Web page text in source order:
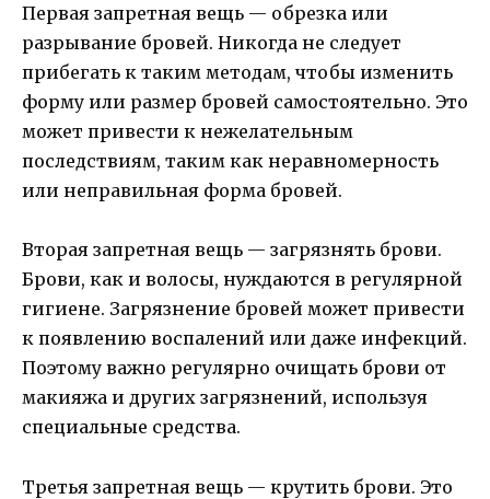
Первая запретная вещь — обрезка или
разрывание бровей. Никогда не следует
прибегать к таким методам, чтобы изменить
форму или размер бровей самостоятельно. Это
может привести к нежелательным
последствиям, таким как неравномерность
или неправильная форма бровей.
Вторая запретная вещь — загрязнять брови.
Брови, как и волосы, нуждаются в регулярной
гигиене. Загрязнение бровей может привести
к появлению воспалений или даже инфекций.
Поэтому важно регулярно очищать брови от
макияжа и других загрязнений, используя
специальные средства.
Третья запретная вещь — крутить брови. Это